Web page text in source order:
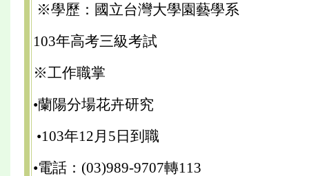
※學歷：國立台灣大學園藝學系
103年高考三級考試
※工作職掌
•蘭陽分場花卉研究
•103年12月5日到職
•電話：(03)989-9707轉113